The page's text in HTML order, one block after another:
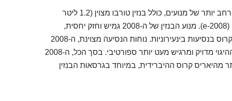
הפיג'ו 2008 מציעה מגוון רחב יותר של מנועים, כולל בנזין טורבו מצוין (1.2 ליטר
PureTech) וגם גרסה חשמלית מלאה (e-2008). מנוע הבנזין של ה-2008 גמיש וחזק יחסית,
ומספק ביצועים טובים יותר מהיאריס קרוס בנסיעות בינעירוניות. נוחות הנסיעה מצוינת, ה-2008
מרגישה מרוסנת ובטוחה על הכביש. ההיגוי מדויק ומרגיש מעט יותר ספורטיבי. בסך הכל, ה-2008
מהיאריס קרוס ההיברידית, במיוחד בגרסאות הבנזין